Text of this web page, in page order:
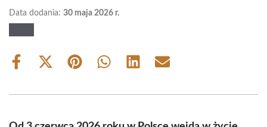
Data dodania: 30 maja 2026 r.
Share
Share
(Twitter)
Share Share Share Share